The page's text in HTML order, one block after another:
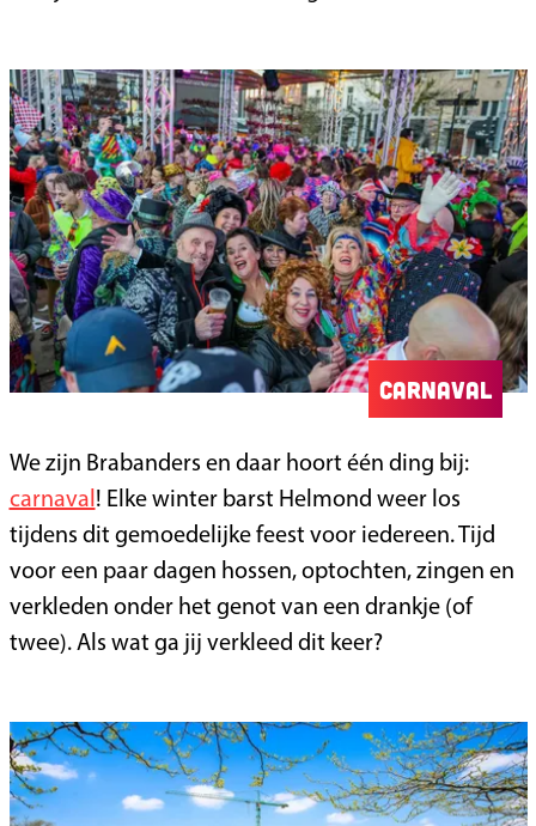
Carnaval
We zijn Brabanders en daar hoort één ding bij:
carnaval! Elke winter barst Helmond weer los
tijdens dit gemoedelijke feest voor iedereen. Tijd
voor een paar dagen hossen, optochten, zingen en
verkleden onder het genot van een drankje (of
twee). Als wat ga jij verkleed dit keer?